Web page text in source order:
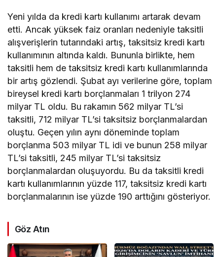
Yeni yılda da kredi kartı kullanımı artarak devam
etti. Ancak yüksek faiz oranları nedeniyle taksitli
alışverişlerin tutarındaki artış, taksitsiz kredi kartı
kullanımının altında kaldı. Bununla birlikte, hem
taksitli hem de taksitsiz kredi kartı kullanımlarında
bir artış gözlendi. Şubat ayı verilerine göre, toplam
bireysel kredi kartı borçlanmaları 1 trilyon 274
milyar TL oldu. Bu rakamın 562 milyar TL’si
taksitli, 712 milyar TL’si taksitsiz borçlanmalardan
oluştu. Geçen yılın aynı döneminde toplam
borçlanma 503 milyar TL idi ve bunun 258 milyar
TL’si taksitli, 245 milyar TL’si taksitsiz
borçlanmalardan oluşuyordu. Bu da taksitli kredi
kartı kullanımlarının yüzde 117, taksitsiz kredi kartı
borçlanmalarının ise yüzde 190 arttığını gösteriyor.
Göz Atın